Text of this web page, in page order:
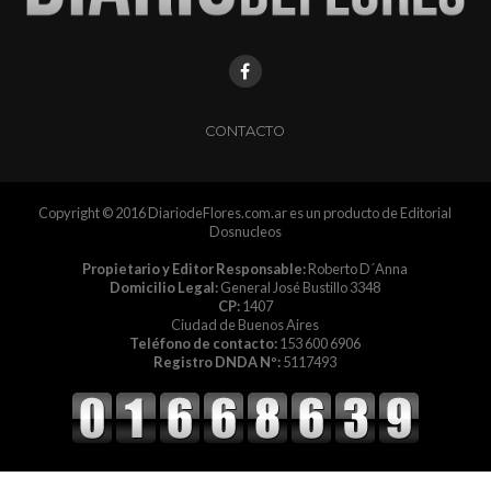
CONTACTO
Copyright © 2016 DiariodeFlores.com.ar es un producto de Editorial
Dosnucleos
Propietario y Editor Responsable:Roberto D´Anna
Domicilio Legal:General José Bustillo 3348
CP:1407
Ciudad de Buenos Aires
Teléfono de contacto:153 600 6906
Registro DNDA Nº:5117493